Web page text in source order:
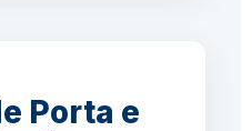
Porta e